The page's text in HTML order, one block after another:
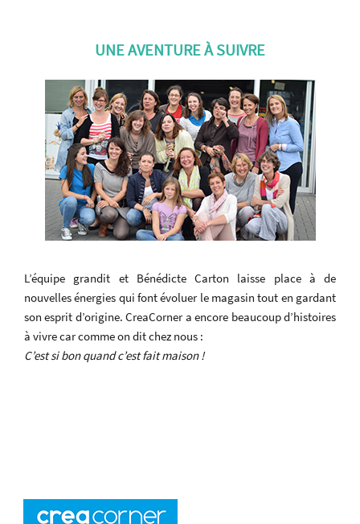
UNE AVENTURE À SUIVRE
L’équipe grandit et Bénédicte Carton laisse place à de
nouvelles énergies qui font évoluer le magasin tout en gardant
son esprit d’origine. CreaCorner a encore beaucoup d’histoires
à vivre car comme on dit chez nous :
C’est si bon quand c’est fait maison !